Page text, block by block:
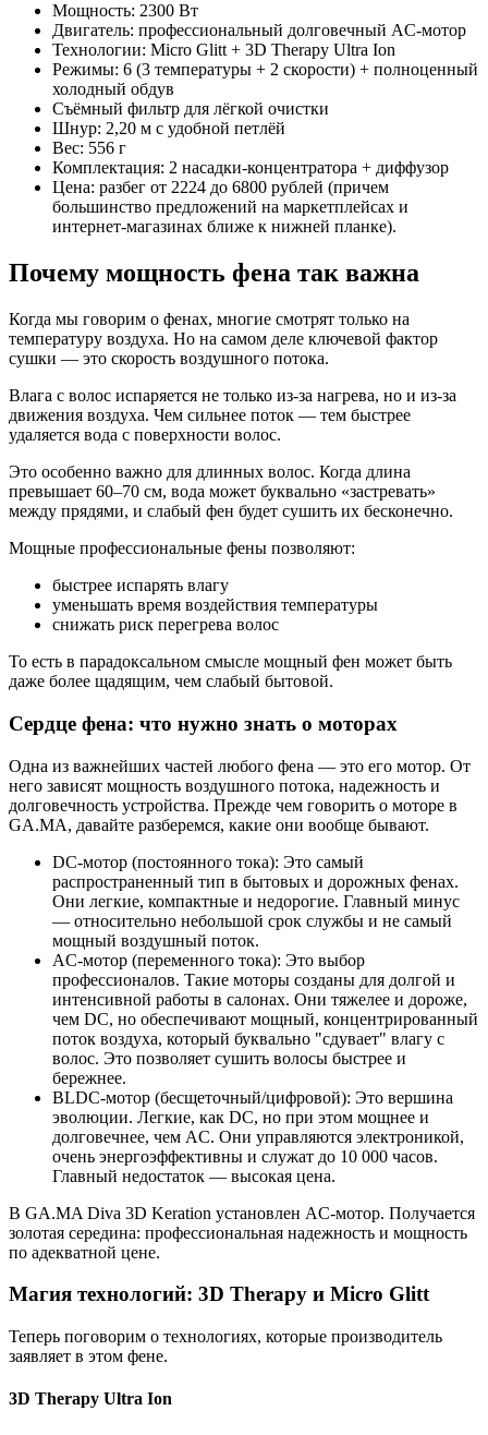
Мощность: 2300 Вт
Двигатель: профессиональный долговечный AC-мотор
Технологии: Micro Glitt + 3D Therapy Ultra Ion
Режимы: 6 (3 температуры + 2 скорости) + полноценный
холодный обдув
Съёмный фильтр для лёгкой очистки
Шнур: 2,20 м с удобной петлёй
Вес: 556 г
Комплектация: 2 насадки-концентратора + диффузор
Цена: разбег от 2224 до 6800 рублей (причем
большинство предложений на маркетплейсах и
интернет-магазинах ближе к нижней планке).
Почему мощность фена так важна
Когда мы говорим о фенах, многие смотрят только на
температуру воздуха. Но на самом деле ключевой фактор
сушки — это скорость воздушного потока.
Влага с волос испаряется не только из-за нагрева, но и из-за
движения воздуха. Чем сильнее поток — тем быстрее
удаляется вода с поверхности волос.
Это особенно важно для длинных волос. Когда длина
превышает 60–70 см, вода может буквально «застревать»
между прядями, и слабый фен будет сушить их бесконечно.
Мощные профессиональные фены позволяют:
быстрее испарять влагу
уменьшать время воздействия температуры
снижать риск перегрева волос
То есть в парадоксальном смысле мощный фен может быть
даже более щадящим, чем слабый бытовой.
Сердце фена: что нужно знать о моторах
Одна из важнейших частей любого фена — это его мотор. От
него зависят мощность воздушного потока, надежность и
долговечность устройства. Прежде чем говорить о моторе в
GA.MA, давайте разберемся, какие они вообще бывают.
DC-мотор (постоянного тока): Это самый
распространенный тип в бытовых и дорожных фенах.
Они легкие, компактные и недорогие. Главный минус
— относительно небольшой срок службы и не самый
мощный воздушный поток.
AC-мотор (переменного тока): Это выбор
профессионалов. Такие моторы созданы для долгой и
интенсивной работы в салонах. Они тяжелее и дороже,
чем DC, но обеспечивают мощный, концентрированный
поток воздуха, который буквально "сдувает" влагу с
волос. Это позволяет сушить волосы быстрее и
бережнее.
BLDC-мотор (бесщеточный/цифровой): Это вершина
эволюции. Легкие, как DC, но при этом мощнее и
долговечнее, чем AC. Они управляются электроникой,
очень энергоэффективны и служат до 10 000 часов.
Главный недостаток — высокая цена.
В GA.MA Diva 3D Keration установлен AC-мотор. Получается
золотая середина: профессиональная надежность и мощность
по адекватной цене.
Магия технологий: 3D Therapy и Micro Glitt
Теперь поговорим о технологиях, которые производитель
заявляет в этом фене.
3D Therapy Ultra Ion